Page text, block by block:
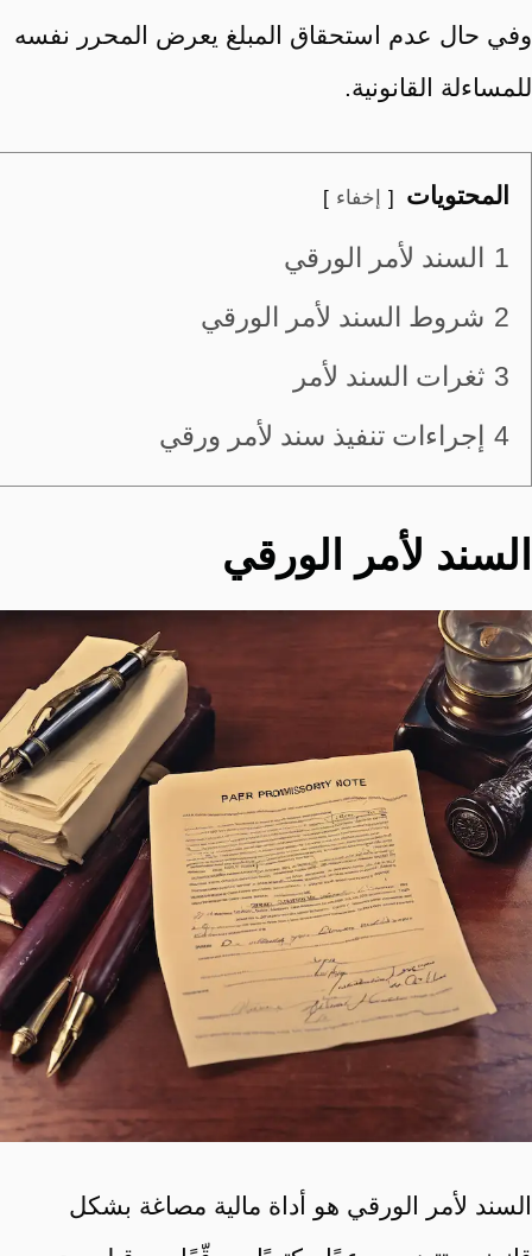
وفي حال عدم استحقاق المبلغ يعرض المحرر نفسه
للمساءلة القانونية.
المحتويات إخفاء
1 السند لأمر الورقي
2 شروط السند لأمر الورقي
3 ثغرات السند لأمر
4 إجراءات تنفيذ سند لأمر ورقي
السند لأمر الورقي
السند لأمر الورقي هو أداة مالية مصاغة بشكل